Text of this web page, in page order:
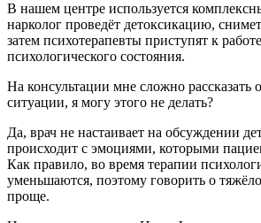
В нашем центре используется
нарколог проведёт детоксикацию,
затем психотерапевты приступят к
психологического состояния.
На консультации мне сложно
ситуации, я могу этого не делать?
Да, врач не настаивает на обсуждении
происходит с эмоциями, которыми
Как правило, во время терапии
уменьшаются, поэтому говорить о
проще.